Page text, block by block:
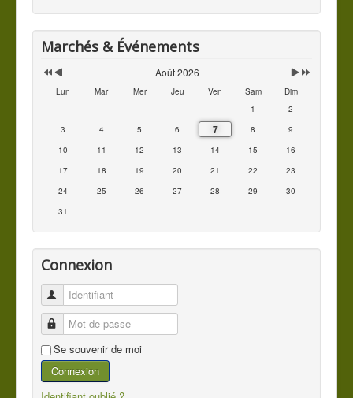
Marchés & Événements
Août 2026
Lun Mar Mer Jeu Ven Sam
Dim
1
2
3
4 5 6 7 8
9
10
11 12 13 14 15
16
17
18 19 20 21 22
23
24
25 26 27 28 29
30
31
Connexion
Identifiant
Mot de passe
Se souvenir de moi
Connexion